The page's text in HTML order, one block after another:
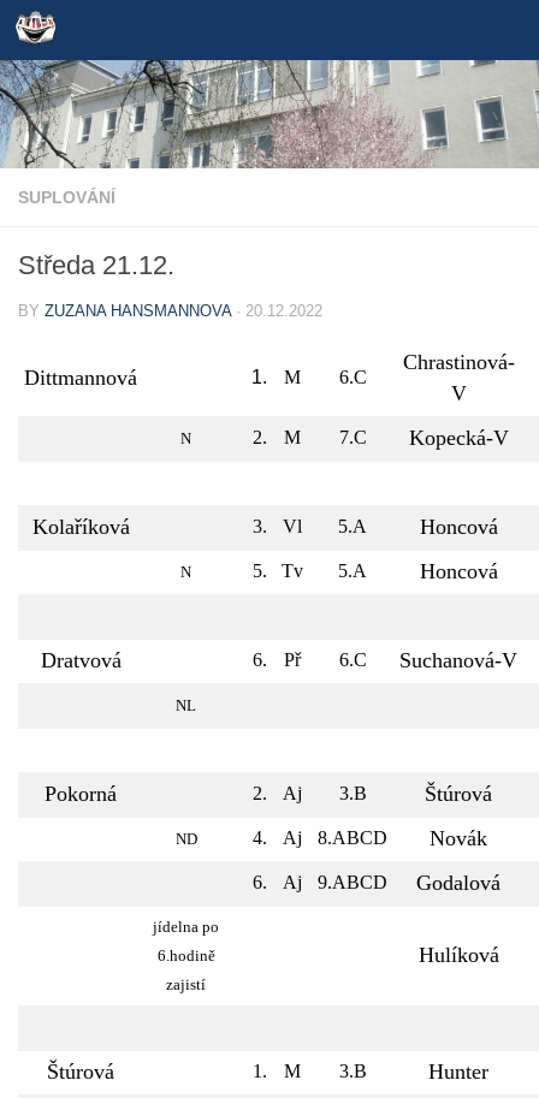
Skip to content
SUPLOVÁNÍ
Středa 21.12.
BY ZUZANA HANSMANNOVA · 20.12.2022
Dittmannová 1. M 6.C
Chrastinová-
V
N 2. M 7.C Kopecká-V
Kolaříková 3. Vl 5.A Honcová
N 5. Tv 5.A Honcová
Dratvová 6. Př 6.C Suchanová-V
NL
Pokorná 2. Aj 3.B Štúrová
ND 4. Aj 8.ABCD Novák
6. Aj 9.ABCD Godalová
jídelna po
6.hodině
zajistí
Hulíková
Štúrová 1. M 3.B Hunter